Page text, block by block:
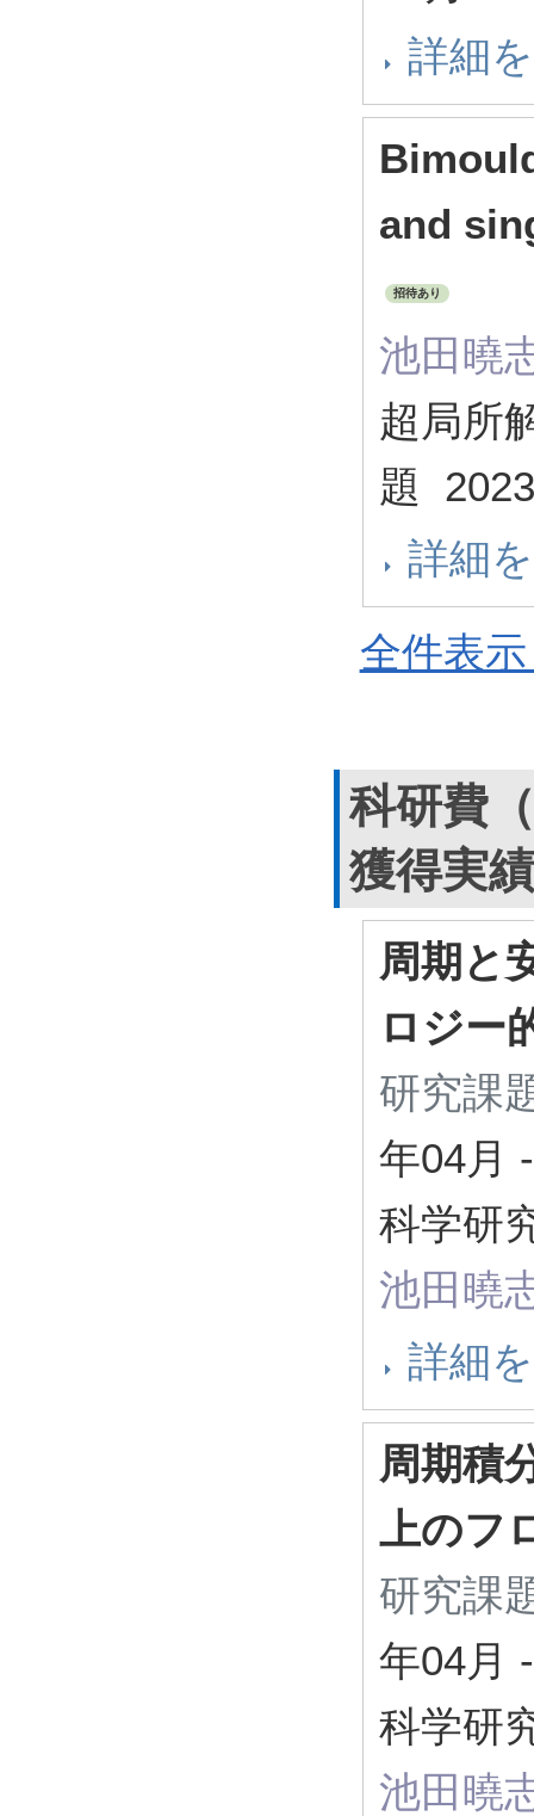
詳細
and
招待あり
池田曉
超局所
題
詳細
全件表
科研費
獲得実績
周期と
ロジー
研究課
年04月 -
科学研
池田曉
詳細
周期積
上のフ
研究課
年04月 -
科学研
池田曉